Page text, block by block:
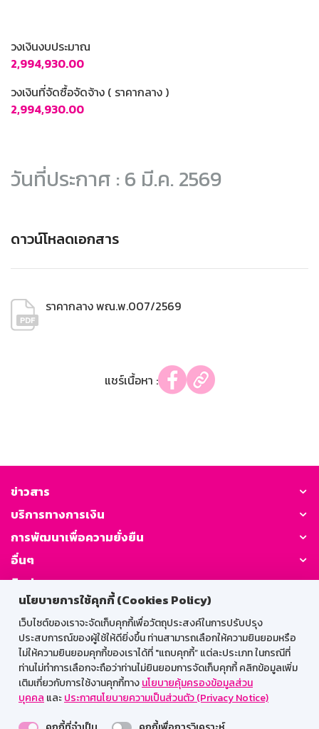
นโยบายการใช้คุกกี้ (Cookies Policy)
เว็บไซต์ของเราจะจัดเก็บคุกกี้เพื่อวัตถุประสงค์ในการปรับปรุง
ประสบการณ์ของผู้ใช้ให้ดียิ่งขึ้น ท่านสามารถเลือกให้ความยินยอมหรือ
ไม่ให้ความยินยอมคุกกี้ของเราได้ที่ "แถบคุกกี้” แต่ละประเภท ในกรณีที่
ท่านไม่ทำการเลือกจะถือว่าท่านไม่ยินยอมการจัดเก็บคุกกี้ คลิกข้อมูลเพิ่ม
เติมเกี่ยวกับการใช้งานคุกกี้ทางนโยบายคุ้มครองข้อมูลส่วน
บุคคล และประกาศนโยบายความเป็นส่วนตัว (Privacy Notice)
วงเงินงบประมาณ
2,994,930.00
วงเงินที่จัดซื้อจัดจ้าง ( ราคากลาง )
2,994,930.00
วันที่ประกาศ : 6 มี.ค. 2569
ดาวน์โหลดเอกสาร
ราคากลาง พณ.พ.007/2569
แชร์เนื้อหา :
ข่าวสาร
บริการทางการเงิน
การพัฒนาเพื่อความยั่งยืน
อื่นๆ
ติดต่อเรา
GSB Society:
สำหรับพนักงาน
Web HR
GSB Wisdom
M-Search